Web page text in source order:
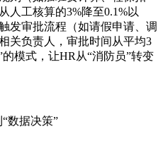
人工核算的3%降至0.1%以
发审批流程（如请假申请、调
关负责人，审批时间从平均3
模式，让HR从“消防员”转变
数据决策”